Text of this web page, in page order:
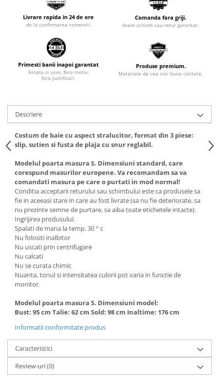
Livrare rapida in 24 de ore
de la confirmarea comenzii.
Comanda fara griji.
Avem schimb sau retur garantat.
Primesti banii inapoi garantat
Simplu si usor, fara motiv,
fara justificari.
Produse premium.
Materiale de cea mai buna calitate.
Descriere
Costum de baie cu aspect stralucitor, format din 3 piese:
slip, sutien si fusta de plaja cu snur reglabil.
Modelul poarta masura S. Dimensiuni standard, care
corespund masurilor europene. Va recomandam sa va
comandati masura pe care o purtati in mod normal!
Conditia acceptarii returului sau schimbului este ca produsele sa
fie in aceeasi stare in care au fost livrate (sa nu fie deteriorate, sa
nu prezinte semne de purtare, sa aiba toate etichetele intacte).
Ingrijirea produsului:
Spalati de mana la temp. 30 ° c
Nu folositi inalbitor
Nu uscati prin centrifugare
Nu calcati
Nu se curata chimic
Nuanta, tonul si intensitatea culorii pot varia in functie de
monitor.
Modelul poarta masura S. Dimensiuni model:
Bust: 95 cm Talie: 62 cm Sold: 98 cm Inaltime: 176 cm
Informatii conformitate produs
Caracteristici
Review-uri(0)